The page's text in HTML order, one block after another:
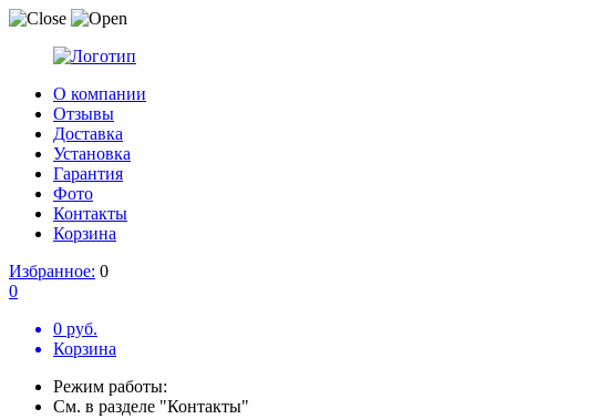
О компании
Отзывы
Доставка
Установка
Гарантия
Фото
Контакты
Корзина
Избранное: 0
0
0 руб.
Корзина
Режим работы:
См. в разделе "Контакты"